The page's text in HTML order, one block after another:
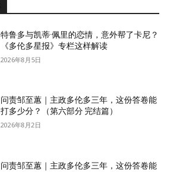
特鲁多与凯蒂·佩里的恋情，意外帮了卡尼？
《多伦多星报》专栏这样解读
2026年8月5日
问责邹至蕙｜主政多伦多三年，这份答卷能
打多少分？（第六部分 完结篇）
2026年8月2日
问责邹至蕙｜主政多伦多三年，这份答卷能